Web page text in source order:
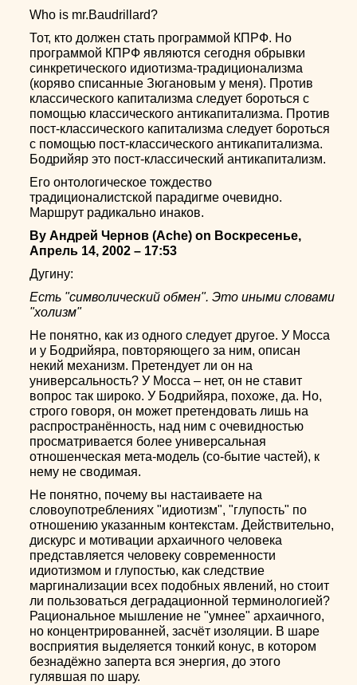
Who is mr.Baudrillard?
Тот, кто должен стать программой КПРФ. Но
программой КПРФ являются сегодня обрывки
синкретического идиотизма-традиционализма
(коряво списанные Зюгановым у меня). Против
классического капитализма следует бороться с
помощью классического антикапитализма. Против
пост-классического капитализма следует бороться
с помощью пост-классического антикапитализма.
Бодрийяр это пост-классический антикапитализм.
Его онтологическое тождество
традиционалистской парадигме очевидно.
Маршрут радикально инаков.
By Андрей Чернов (Ache) on Воскресенье,
Апрель 14, 2002 – 17:53
Дугину:
Есть "символический обмен". Это иными словами
"холизм"
Не понятно, как из одного следует другое. У Мосса
и у Бодрийяра, повторяющего за ним, описан
некий механизм. Претендует ли он на
универсальность? У Мосса – нет, он не ставит
вопрос так широко. У Бодрийяра, похоже, да. Но,
строго говоря, он может претендовать лишь на
распространённость, над ним с очевидностью
просматривается более универсальная
отношенческая мета-модель (со-бытие частей), к
нему не сводимая.
Не понятно, почему вы настаиваете на
словоупотреблениях "идиотизм", "глупость" по
отношению указанным контекстам. Действительно,
дискурс и мотивации архаичного человека
представляется человеку современности
идиотизмом и глупостью, как следствие
маргинализации всех подобных явлений, но стоит
ли пользоваться деградационной терминологией?
Рациональное мышление не "умнее" архаичного,
но концентрированней, засчёт изоляции. В шаре
восприятия выделяется тонкий конус, в котором
безнадёжно заперта вся энергия, до этого
гулявшая по шару.